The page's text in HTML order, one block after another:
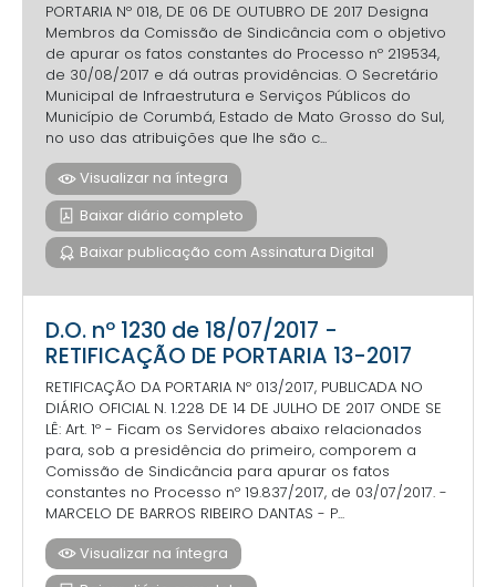
PORTARIA Nº 018, DE 06 DE OUTUBRO DE 2017 Designa
Membros da Comissão de Sindicância com o objetivo
de apurar os fatos constantes do Processo nº 219534,
de 30/08/2017 e dá outras providências. O Secretário
Municipal de Infraestrutura e Serviços Públicos do
Município de Corumbá, Estado de Mato Grosso do Sul,
no uso das atribuições que lhe são c...
Visualizar na íntegra
Baixar diário completo
Baixar publicação com Assinatura Digital
D.O. nº 1230 de 18/07/2017 -
RETIFICAÇÃO DE PORTARIA 13-2017
RETIFICAÇÃO DA PORTARIA Nº 013/2017, PUBLICADA NO
DIÁRIO OFICIAL N. 1.228 DE 14 DE JULHO DE 2017 ONDE SE
LÊ: Art. 1º - Ficam os Servidores abaixo relacionados
para, sob a presidência do primeiro, comporem a
Comissão de Sindicância para apurar os fatos
constantes no Processo nº 19.837/2017, de 03/07/2017. -
MARCELO DE BARROS RIBEIRO DANTAS - P...
Visualizar na íntegra